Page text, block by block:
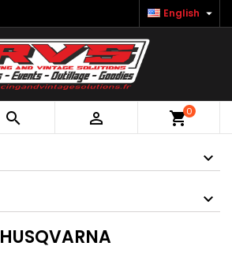
English 
  shopping_cart0
HUSQVARNA